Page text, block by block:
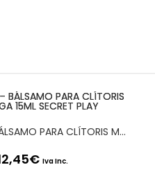
CLIT PWR – BÁLSAMO PARA CLÍTORIS MANGA 15ML SECRET PLAY
€ Iva Inc.